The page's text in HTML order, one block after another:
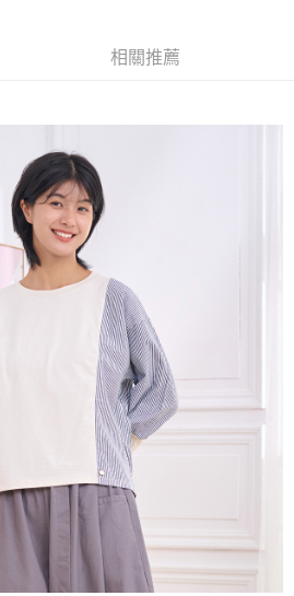
綁卡、不需儲值。
認證，即可結帳。
，再付款。
程】
享後付」後，將跳轉至「AFTEE先享後付」
金額後，即可完成結帳。
繳費通知簡訊。
，點擊此簡訊中的連結，可透過四大超商／
行付款，方視為交易完成。
需立刻繳費，但若您需要取消訂單，請聯絡
取消之訂單仍視為有效，需透過AFTEE先享
享後付 」之結帳頁面顯示為準，若有關於
退款等相關疑問，請聯繫「AFTEE先享後付
support/home
司提供之「AFTEE先享後付」服務完成之交
供個人資料，並將交易相關給付款項請求債
。
瀏覽以下網址：
含以上)免運費
以上)免運費
以上)免運費
含以上)免運費
下)
含以上)免運費
下)
含以上)免運費
相關推薦